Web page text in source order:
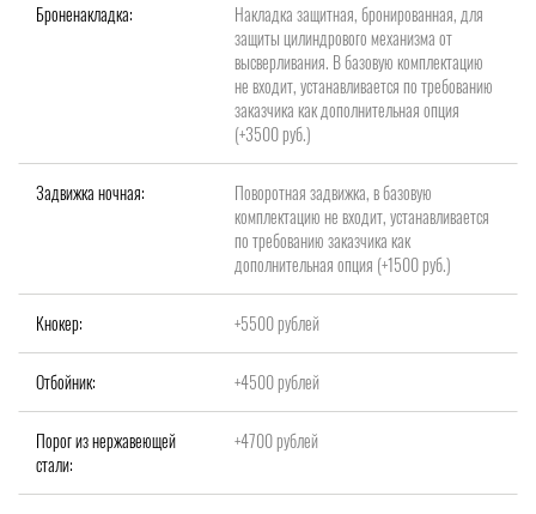
Броненакладка:
Накладка защитная, бронированная, для
защиты цилиндрового механизма от
высверливания. В базовую комплектацию
не входит, устанавливается по требованию
заказчика как дополнительная опция
(+3500 руб.)
Задвижка ночная:
Поворотная задвижка, в базовую
комплектацию не входит, устанавливается
по требованию заказчика как
дополнительная опция (+1500 руб.)
Кнокер: +5500 рублей
Отбойник: +4500 рублей
Порог из нержавеющей
стали:
+4700 рублей